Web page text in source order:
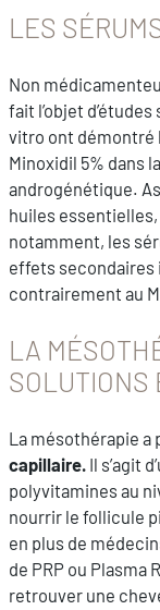
LES
Non
fait l’objet
vitro ont démontré
Minoxidil 5% dans
androgénétique.
huiles
notamment, les
effets secondaires
contrairement au
LA
SOLUTIONS
La mésothérapie a
capillaire. Il s’agit
polyvitamines au
nourrir le follicule
en plus de
de PRP ou
retrouver une